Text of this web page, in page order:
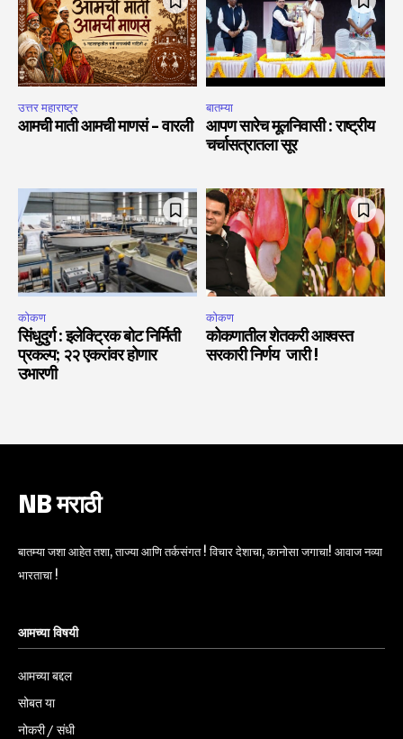
उत्तर महाराष्ट्र
आमची माती आमची माणसं – वारली
बातम्या
आपण सारेच मूलनिवासी : राष्ट्रीय
चर्चासत्रातला सूर
कोकण
सिंधुदुर्ग : इलेक्ट्रिक बोट निर्मिती
प्रकल्प; २२ एकरांवर होणार
उभारणी
कोकण
कोकणातील शेतकरी आश्वस्त
सरकारी निर्णय जारी !
NB मराठी
बातम्या जशा आहेत तशा, ताज्या आणि तर्कसंगत ! विचार देशाचा, कानोसा जगाचा! आवाज नव्या
भारताचा !
आमच्या विषयी
आमच्या बद्दल
सोबत या
नोकरी / संधी